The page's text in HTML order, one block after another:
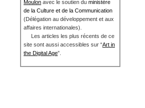
Moulon avec le soutien du ministère
de la Culture et de la Communication
(Délégation au développement et aux
affaires internationales).
Les articles les plus récents de ce
site sont aussi accessibles sur “Art in
the Digital Age”.